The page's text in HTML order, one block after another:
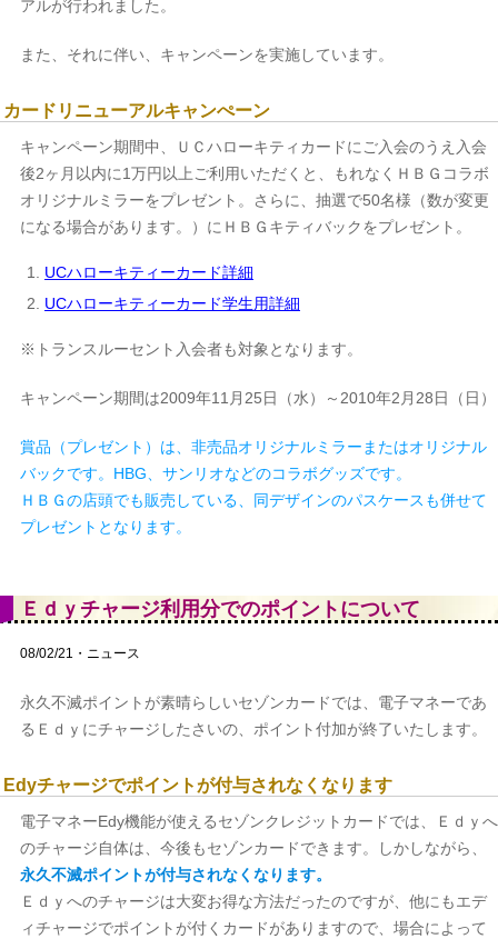
アルが行われました。
また、それに伴い、キャンペーンを実施しています。
カードリニューアルキャンぺーン
キャンペーン期間中、ＵＣハローキティカードにご入会のうえ入会
後2ヶ月以内に1万円以上ご利用いただくと、もれなくＨＢＧコラボ
オリジナルミラーをプレゼント。さらに、抽選で50名様（数が変更
になる場合があります。）にＨＢＧキティバックをプレゼント。
UCハローキティーカード詳細
UCハローキティーカード学生用詳細
※トランスルーセント入会者も対象となります。
キャンペーン期間は2009年11月25日（水）～2010年2月28日（日）
賞品（プレゼント）は、非売品オリジナルミラーまたはオリジナル
バックです。HBG、サンリオなどのコラボグッズです。
ＨＢＧの店頭でも販売している、同デザインのパスケースも併せて
プレゼントとなります。
Ｅｄｙチャージ利用分でのポイントについて
08/02/21・ニュース
永久不滅ポイントが素晴らしいセゾンカードでは、電子マネーであ
るＥｄｙにチャージしたさいの、ポイント付加が終了いたします。
Edyチャージでポイントが付与されなくなります
電子マネーEdy機能が使えるセゾンクレジットカードでは、Ｅｄｙへ
のチャージ自体は、今後もセゾンカードできます。しかしながら、
永久不滅ポイントが付与されなくなります。
Ｅｄｙへのチャージは大変お得な方法だったのですが、他にもエデ
ィチャージでポイントが付くカードがありますので、場合によって